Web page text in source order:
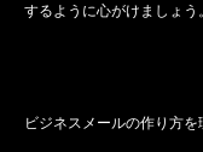
するように心がけましょう
ビジネスメールの作り方を